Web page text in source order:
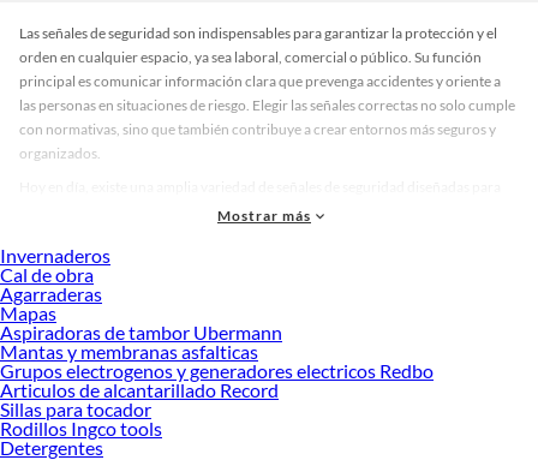
Las señales de seguridad son indispensables para garantizar la protección y el
orden en cualquier espacio, ya sea laboral, comercial o público. Su función
principal es comunicar información clara que prevenga accidentes y oriente a
las personas en situaciones de riesgo. Elegir las señales correctas no solo cumple
con normativas, sino que también contribuye a crear entornos más seguros y
organizados.
diferentes necesidades. Puedes encontrar señales informativas, preventivas y de
mensajes de manera efectiva. También hay opciones en materiales resistentes
para interiores y exteriores, así como diseños que se adaptan a distintos
entornos, desde fábricas hasta oficinas. Esta diversidad permite seleccionar el
tipo adecuado según el espacio y la normativa aplicable.
Invertir en señales de seguridad de calidad significa reducir riesgos y proteger a
las personas. Un buen sistema de señalización facilita la identificación rápida de
salidas, zonas peligrosas y equipos de emergencia, lo que puede marcar la
diferencia en situaciones críticas. Explora nuestras colecciones disponibles y
Mostrar más
Invernaderos
Cal de obra
Agarraderas
Mapas
Aspiradoras de tambor Ubermann
Mantas y membranas asfalticas
Grupos electrogenos y generadores electricos Redbo
Articulos de alcantarillado Record
Sillas para tocador
Rodillos Ingco tools
Detergentes